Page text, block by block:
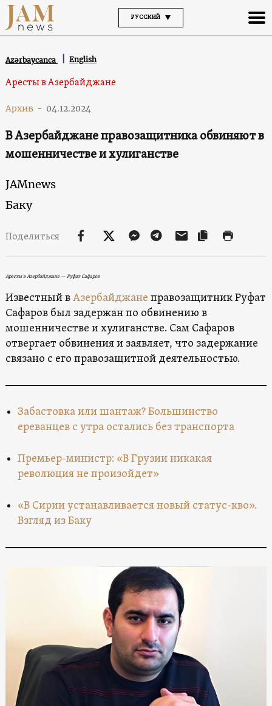
РУССКИЙ
Azərbaycanca English
Аресты в Азербайджане
Архив - 04.12.2024
В Азербайджане правозащитника обвиняют в
мошенничестве и хулиганстве
JAMnews
Баку
Поделиться
Аресты в Азербайджане — Руфат Сафаров
Известный вАзербайджане правозащитник Руфат
Сафаров был задержан по обвинению в
мошенничестве и хулиганстве. Сам Сафаров
отвергает обвинения и заявляет, что задержание
связано с его правозащитной деятельностью.
Забастовка или шантаж? Большинство
ереванцев с утра остались без транспорта
Премьер-министр: «В Грузии никакая
революция не произойдет»
«В Сирии устанавливается новый статус-кво».
Взгляд из Баку